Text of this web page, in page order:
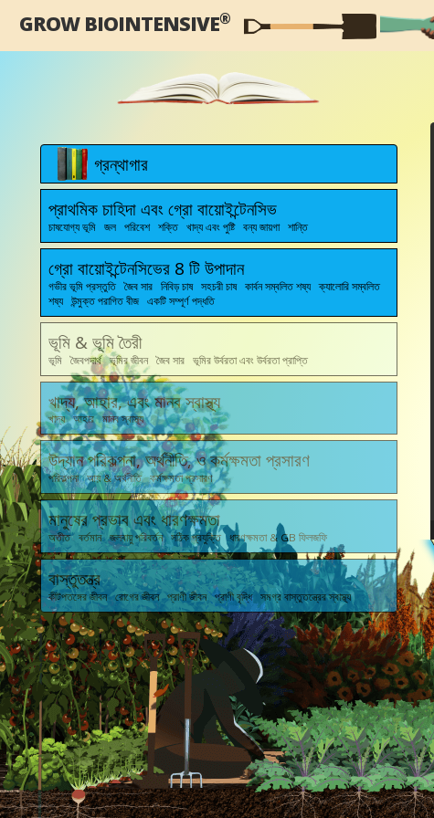
GROW BIOINTENSIVE®
গ্রন্থাগার
প্রাথমিক চাহিদা এবং গ্রো বায়োইন্টেনসিভ
চাষযোগ্য ভূমি জল পরিবেশ শক্তি খাদ্য এবং পুষ্টি বন্য জায়গা শান্তি
গ্রো বায়োইন্টেনসিভের 8 টি উপাদান
গভীর ভূমি প্রস্তুতি জৈব সার নিবিড় চাষ সহচরী চাষ কার্বন সম্বলিত শষ্য ক্যালোরি সম্বলিত
শষ্য উন্মুক্ত পরাগিত বীজ একটি সম্পূর্ণ পদ্ধতি
ভূমি & ভূমি তৈরী
ভূমি জৈবপদার্থ ভূমির জীবন জৈব সার ভূমির উর্বরতা এবং উর্বরতা প্রাপ্তি
খাদ্য, আহার, এবং মানব স্বাস্থ্য
খাদ্য আহার মানব স্বাস্থ্য
উদ্যান পরিকল্পনা, অর্থনীতি, ও কর্মক্ষমতা প্রসারণ
পরিকল্পনা আয় & অর্থনীতি কর্মক্ষমতা প্রসারণ
মানুষের প্রভাব এবং ধারণক্ষমতা
অতীত বর্তমান জলবায়ু পরিবর্তন সঠিক প্রযুক্তি ধারণক্ষমতা & GB ফিলজফি
বাস্তুতন্ত্র
কীটপতঙ্গের জীবন রোগের জীবন প্রাণী জীবন প্রাণী বৃদ্ধি সমগ্র বাস্তুতন্ত্রের স্বাস্থ্য